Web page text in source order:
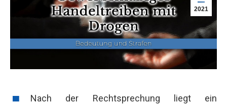
2021
Nach der Rechtsprechung liegt ein